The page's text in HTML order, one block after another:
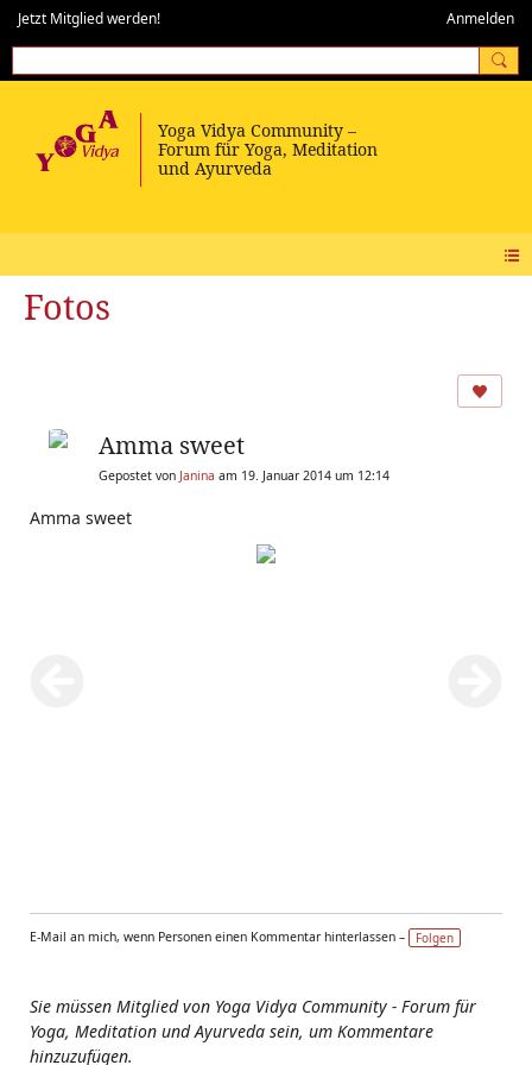
Jetzt Mitglied werden! Anmelden
Fotos
Amma sweet
Gepostet von Janina am 19. Januar 2014 um 12:14
Amma sweet
E-Mail an mich, wenn Personen einen Kommentar hinterlassen – Folgen
Sie müssen Mitglied von Yoga Vidya Community - Forum für
Yoga, Meditation und Ayurveda sein, um Kommentare
hinzuzufügen.